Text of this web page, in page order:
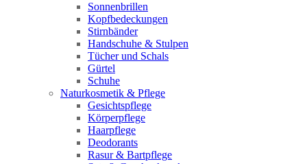
Sonnenbrillen
Kopfbedeckungen
Stirnbänder
Handschuhe & Stulpen
Tücher und Schals
Gürtel
Schuhe
Naturkosmetik & Pflege
Gesichtspflege
Körperpflege
Haarpflege
Deodorants
Rasur & Bartpflege